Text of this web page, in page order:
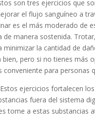
son tres ejercicios que
el flujo sanguíneo a
es el más moderado de
de manera sostenida.
minimizar la cantidad de
pero si no tienes más
para personas
ejercicios fortalecen
fuera del sistema
tome a estas